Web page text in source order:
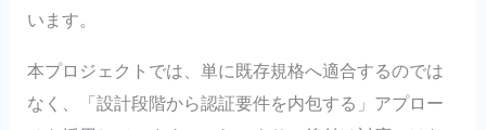
います。
本プロジェクトでは、単に既存規格へ適合するのでは
なく、「設計段階から認証要件を内包する」アプロー